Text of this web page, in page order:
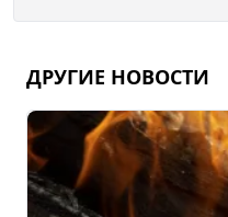
ДРУГИЕ НОВОСТИ